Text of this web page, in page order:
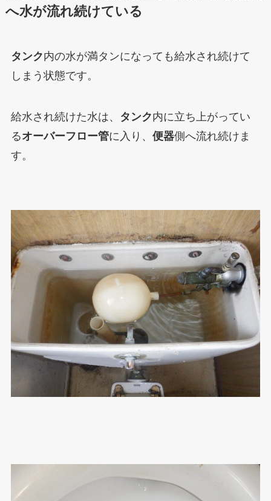
へ水が流れ続けている
タンク内の水が満タンになっても給水され続けて
しまう状態です。
給水され続けた水は、 タンク内に立ち上がってい
るオーバーフロー管に入り、 便器側へ流れ続けま
す。